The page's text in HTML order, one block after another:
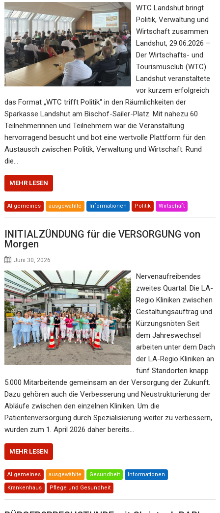
WTC Landshut bringt
Politik, Verwaltung und
Wirtschaft zusammen
Landshut, 29.06.2026 –
Der Wirtschafts- und
Tourismusclub (WTC)
Landshut veranstaltete
vor kurzem erfolgreich
das Format „WTC trifft Politik“ in den Räumlichkeiten der
Sparkasse Landshut am Bischof-Sailer-Platz. Mit nahezu 60
Teilnehmerinnen und Teilnehmern war die Veranstaltung
hervorragend besucht und bot eine wertvolle Plattform für den
Austausch zwischen Politik, Verwaltung und Wirtschaft. Rund
die…
MEHR LESEN
Allgemeines ausgewählte Informationen Politik Wirtschaft
INITIALZÜNDUNG für die VERSORGUNG von
Morgen
Juni 30, 2026
Nervenaufreibendes
zweites Quartal: Die LA-
Regio Kliniken zwischen
Gestaltungsauftrag und
Kürzungsnöten Seit
dem Jahreswechsel
arbeiten unter dem Dach
der LA-Regio Kliniken an
fünf Standorten knapp
5.000 Mitarbeitende gemeinsam an der Versorgung der Zukunft.
Dazu gehören auch die Verbesserung und Neustrukturierung der
Abläufe zwischen den einzelnen Kliniken. Um die
Patientenversorgung durch Spezialisierung weiter zu verbessern,
wurden zum 1. April 2026 daher bereits…
MEHR LESEN
Allgemeines ausgewählte Gesundheit Informationen
Krankenhaus Pflege und Gesundheit